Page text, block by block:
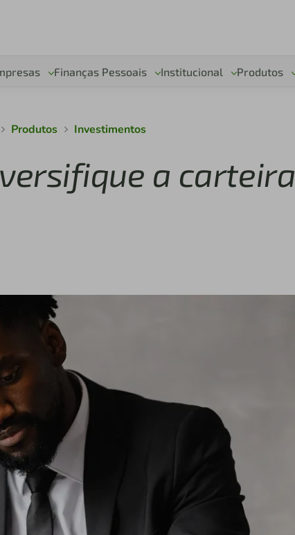
Finanças Pessoais Institucional Produtos
Produtos Investimentos
a carteira